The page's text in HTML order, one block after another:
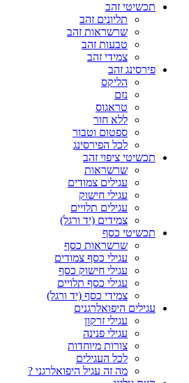
תכשיטי זהב
תליונים זהב
שרשראות זהב
טבעות זהב
צמידי זהב
פירסינג זהב
הליקס
נזם
טראגוס
ללא חור
ספטום וטבור
לכל הפירסינג
תכשיטי ציפוי זהב
שרשראות
עגילים צמודים
עגילי חישוק
עגילים תלויים
צמידים (יד ורגל)
תכשיטי כסף
שרשראות כסף
עגילי כסף צמודים
עגילי חישוק כסף
עגילי כסף תלויים
צמידי כסף (יד ורגל)
עגילים היפואלרגנים
עגילי זרקון
עגילי פנינה
צורות מיוחדות
לכל העגילים
מה זה עגיל היפואלרגני ?